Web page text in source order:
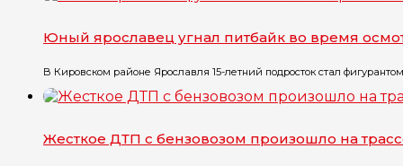
Юный ярославец угнал питбайк во время
В Кировском районе Ярославля 15-летний подросток стал фигурантом
Жесткое ДТП с бензовозом произошло на